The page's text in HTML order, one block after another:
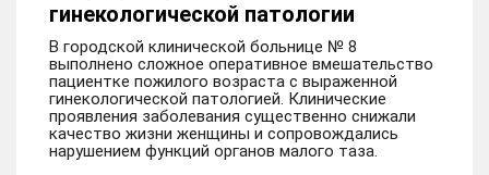
гинекологической патологии
В городской клинической больнице № 8
выполнено сложное оперативное вмешательство
пациентке пожилого возраста с выраженной
гинекологической патологией. Клинические
проявления заболевания существенно снижали
качество жизни женщины и сопровождались
нарушением функций органов малого таза.